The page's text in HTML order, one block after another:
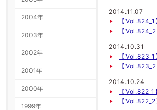
2014.11.07
【
【
2014.10.31
【
【
2014.10.24
【
【
2004年
2003年
2002年
2001年
2000年
1999年